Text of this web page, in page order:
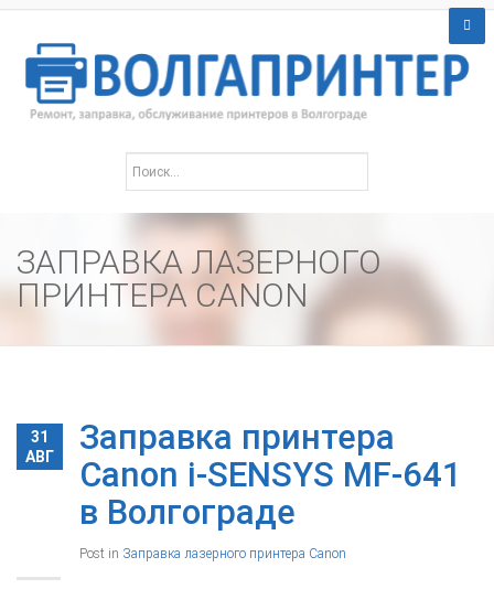
ЗАПРАВКА ЛАЗЕРНОГО
ПРИНТЕРА CANON
31
АВГ
Заправка принтера
Canon i-SENSYS MF-641
в Волгограде
Post in Заправка лазерного принтера Canon